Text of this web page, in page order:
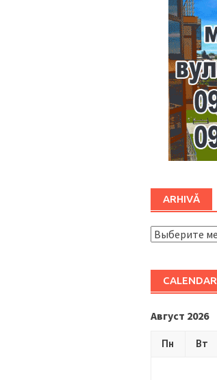
ARHIVĂ
ARHIVĂ
CALENDAR
Август 2026
Пн Вт